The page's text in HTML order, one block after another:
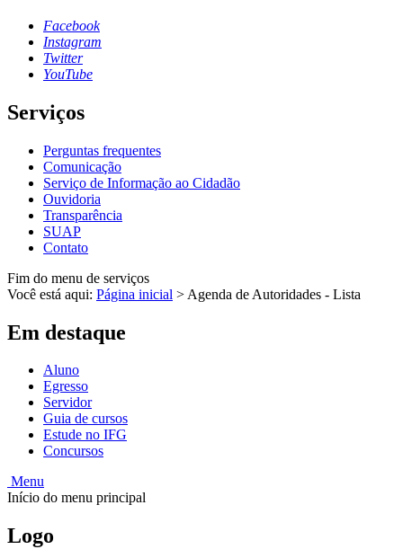
Facebook
Instagram
Twitter
YouTube
Serviços
Perguntas frequentes
Comunicação
Serviço de Informação ao Cidadão
Ouvidoria
Transparência
SUAP
Contato
Fim do menu de serviços
Você está aqui: Página inicial > Agenda de Autoridades - Lista
Em destaque
Aluno
Egresso
Servidor
Guia de cursos
Estude no IFG
Concursos
Menu
Início do menu principal
Logo